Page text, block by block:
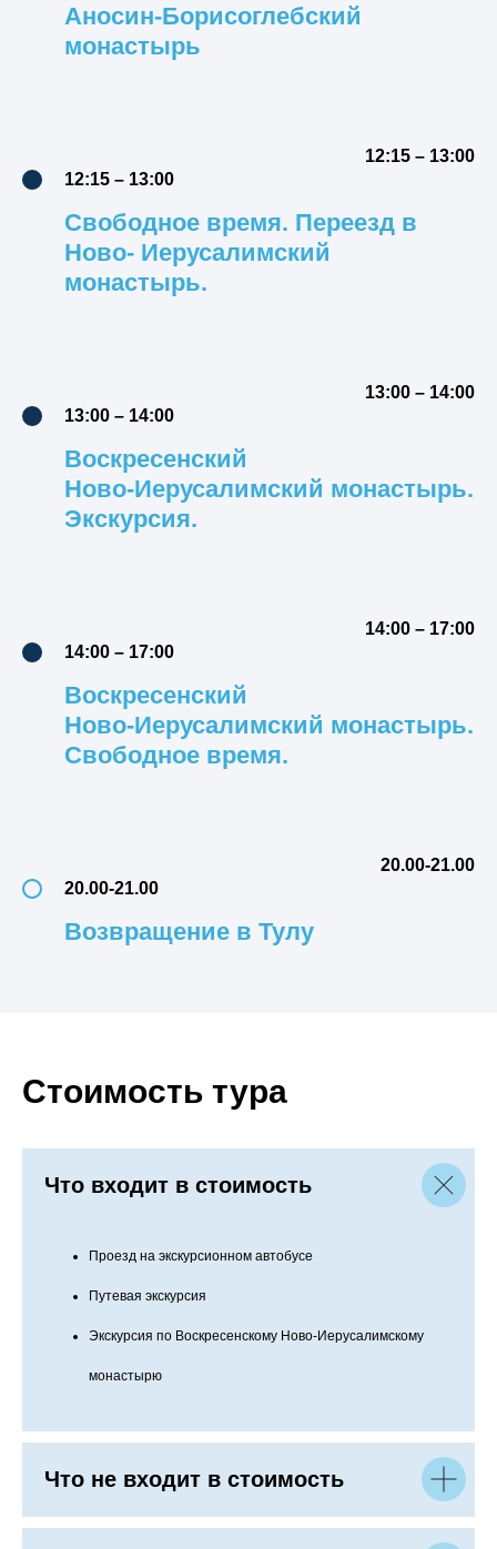
Аносин-Борисоглебский
монастырь
12:15 – 13:00
12:15 – 13:00
Свободное время. Переезд в
Ново- Иерусалимский
монастырь.
13:00 – 14:00
13:00 – 14:00
Воскресенский
Ново-Иерусалимский монастырь.
Экскурсия.
14:00 – 17:00
14:00 – 17:00
Воскресенский
Ново-Иерусалимский монастырь.
Свободное время.
20.00-21.00
20.00-21.00
Возвращение в Тулу
Стоимость тура
Что входит в стоимость
Проезд на экскурсионном автобусе
Путевая экскурсия
Экскурсия по Воскресенскому Ново-Иерусалимскому
монастырю
Что не входит в стоимость